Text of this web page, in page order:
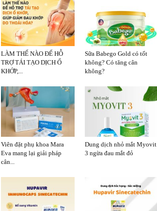
LÀM THẾ NÀO ĐỂ HỖ
TRỢ TÁI TẠO DỊCH Ổ
KHỚP,...
Sữa Babego Gold có tốt
không? Có tăng cân
không?
Viên đặt phụ khoa Mara
Eva mang lại giải pháp
cân...
Dung dịch nhỏ mắt Myovit
3 ngừa đau mắt đỏ